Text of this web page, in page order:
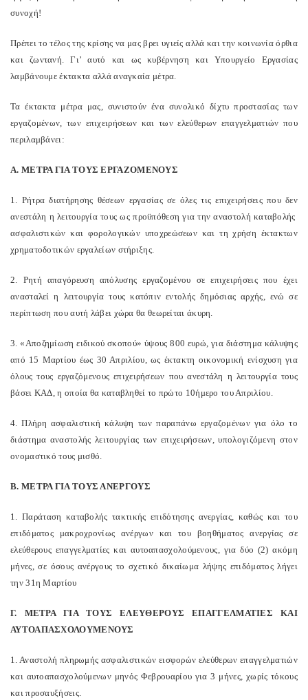
συνοχή!
Πρέπει το τέλος της κρίσης να μας βρει υγιείς αλλά και την κοινωνία όρθια
και ζωντανή. Γι’ αυτό και ως κυβέρνηση και Υπουργείο Εργασίας
λαμβάνουμε έκτακτα αλλά αναγκαία μέτρα.
Τα έκτακτα μέτρα μας, συνιστούν ένα συνολικό δίχτυ προστασίας των
εργαζομένων, των επιχειρήσεων και των ελεύθερων επαγγελματιών που
περιλαμβάνει:
Α. ΜΕΤΡΑ ΓΙΑ ΤΟΥΣ ΕΡΓΑΖΟΜΕΝΟΥΣ
1. Ρήτρα διατήρησης θέσεων εργασίας σε όλες τις επιχειρήσεις που δεν
ανεστάλη η λειτουργία τους ως προϋπόθεση για την αναστολή καταβολής
ασφαλιστικών και φορολογικών υποχρεώσεων και τη χρήση έκτακτων
χρηματοδοτικών εργαλείων στήριξης.
2. Ρητή απαγόρευση απόλυσης εργαζομένου σε επιχειρήσεις που έχει
ανασταλεί η λειτουργία τους κατόπιν εντολής δημόσιας αρχής, ενώ σε
περίπτωση που αυτή λάβει χώρα θα θεωρείται άκυρη.
3. «Αποζημίωση ειδικού σκοπού» ύψους 800 ευρώ, για διάστημα κάλυψης
από 15 Μαρτίου έως 30 Απριλίου, ως έκτακτη οικονομική ενίσχυση για
όλους τους εργαζόμενους επιχειρήσεων που ανεστάλη η λειτουργία τους
βάσει ΚΑΔ, η οποία θα καταβληθεί το πρώτο 10ήμερο του Απριλίου.
4. Πλήρη ασφαλιστική κάλυψη των παραπάνω εργαζομένων για όλο το
διάστημα αναστολής λειτουργίας των επιχειρήσεων, υπολογιζόμενη στον
ονομαστικό τους μισθό.
Β. ΜΕΤΡΑ ΓΙΑ ΤΟΥΣ ΑΝΕΡΓΟΥΣ
1. Παράταση καταβολής τακτικής επιδότησης ανεργίας, καθώς και του
επιδόματος μακροχρονίως ανέργων και του βοηθήματος ανεργίας σε
ελεύθερους επαγγελματίες και αυτοαπασχολούμενους, για δύο (2) ακόμη
μήνες, σε όσους ανέργους το σχετικό δικαίωμα λήψης επιδόματος λήγει
την 31η Μαρτίου
Γ. ΜΕΤΡΑ ΓΙΑ ΤΟΥΣ ΕΛΕΥΘΕΡΟΥΣ ΕΠΑΓΓΕΛΜΑΤΙΕΣ ΚΑΙ
ΑΥΤΟΑΠΑΣΧΟΛΟΥΜΕΝΟΥΣ
1. Αναστολή πληρωμής ασφαλιστικών εισφορών ελεύθερων επαγγελματιών
και αυτοαπασχολούμενων μηνός Φεβρουαρίου για 3 μήνες, χωρίς τόκους
και προσαυξήσεις.